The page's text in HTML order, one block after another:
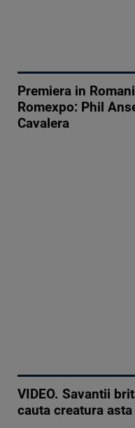
Premiera in
Romexpo: Phil
Cavalera
VIDEO. Savantii
cauta creatura